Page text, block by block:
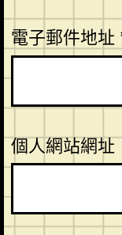
電子郵件地址
個人網站網址